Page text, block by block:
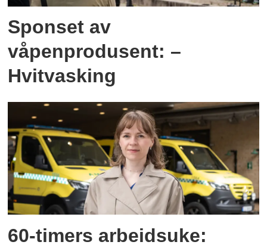
Sponset av
våpenprodusent: –
Hvitvasking
60-timers arbeidsuke: